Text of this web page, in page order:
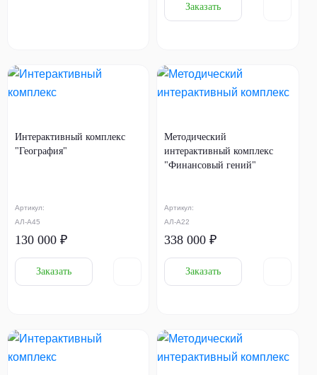
Заказать
Артикул:
АЛ-А45
Интерактивный комплекс
"География"
130 000 ₽
Заказать
Артикул:
АЛ-А22
Методический
интерактивный комплекс
"Финансовый гений"
338 000 ₽
Заказать